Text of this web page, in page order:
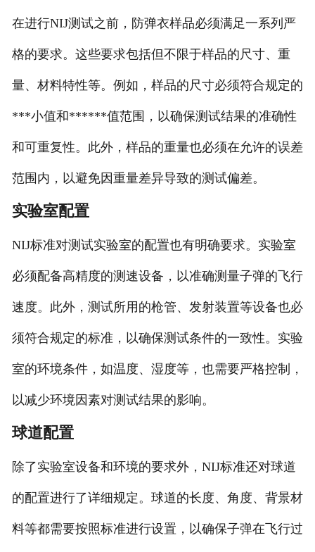
在进行NIJ测试之前，防弹衣样品必须满足一系列严
格的要求。这些要求包括但不限于样品的尺寸、重
量、材料特性等。例如，样品的尺寸必须符合规定的
***小值和******值范围，以确保测试结果的准确性
和可重复性。此外，样品的重量也必须在允许的误差
范围内，以避免因重量差异导致的测试偏差。
实验室配置
NIJ标准对测试实验室的配置也有明确要求。实验室
必须配备高精度的测速设备，以准确测量子弹的飞行
速度。此外，测试所用的枪管、发射装置等设备也必
须符合规定的标准，以确保测试条件的一致性。实验
室的环境条件，如温度、湿度等，也需要严格控制，
以减少环境因素对测试结果的影响。
球道配置
除了实验室设备和环境的要求外，NIJ标准还对球道
的配置进行了详细规定。球道的长度、角度、背景材
料等都需要按照标准进行设置，以确保子弹在飞行过